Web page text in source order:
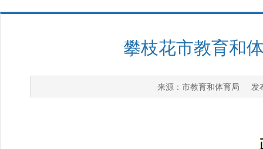
攀枝花市教育和
来源： 市教育和体育局 发